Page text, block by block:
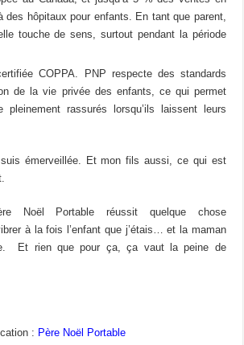
des hôpitaux pour enfants. En tant que parent,
touche de sens, surtout pendant la période
COPPA. PNP respecte des standards
de la vie privée des enfants, ce qui permet
pleinement rassurés lorsqu’ils laissent leurs
suis émerveillée. Et mon fils aussi, ce qui est
Noël Portable réussit quelque chose
à la fois l’enfant que j’étais… et la maman
Et rien que pour ça, ça vaut la peine de
: Père Noël Portable